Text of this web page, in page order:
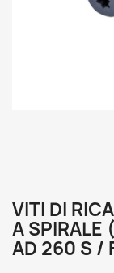
VITI DI
A SPIRALE
AD 260 S /